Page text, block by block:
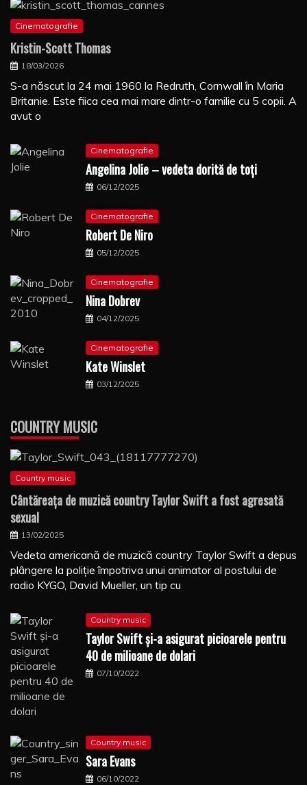
Cinematografie
Kristin-Scott Thomas
18/03/2026
S-a născut la 24 mai 1960 la Redruth, Cornwall în Maria
Britanie. Este fiica cea mai mare dintr-o familie cu 5 copii. A
avut o
Cinematografie
Angelina Jolie – vedeta dorită de toți
06/12/2025
Cinematografie
Robert De Niro
05/12/2025
Cinematografie
Nina Dobrev
04/12/2025
Cinematografie
Kate Winslet
03/12/2025
COUNTRY MUSIC
Country music
Cântăreaţa de muzică country Taylor Swift a fost agresată
sexual
13/02/2025
Vedeta americană de muzică country Taylor Swift a depus
plângere la poliţie împotriva unui animator al postului de
radio KYGO, David Mueller, un tip cu
Country music
Taylor Swift şi-a asigurat picioarele pentru
40 de milioane de dolari
07/10/2022
Country music
Sara Evans
06/10/2022